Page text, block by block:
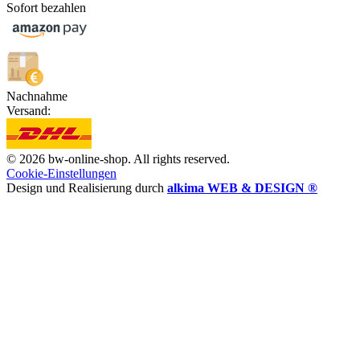
Sofort bezahlen
Nachnahme
Versand:
© 2026 bw-online-shop. All rights reserved.
Cookie-Einstellungen
Design und Realisierung durch alkima WEB & DESIGN ®